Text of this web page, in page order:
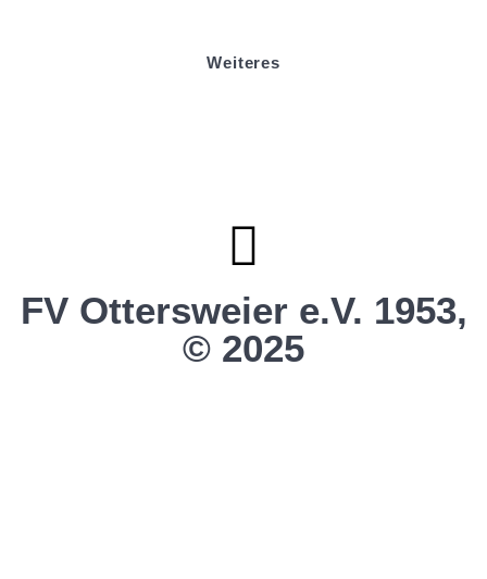
Weiteres
FV Ottersweier e.V. 1953,
© 2025